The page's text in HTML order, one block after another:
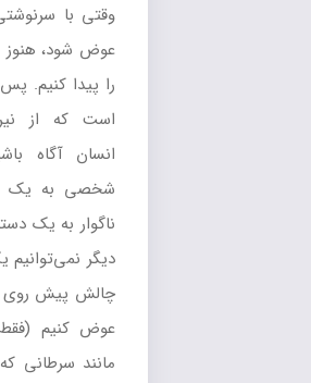
وقتی با سرنوشتی
عوض شود، هنوز هم
را پیدا کنیم. پس
است که از نیروی
انسان آگاه باشیم و
شخصی به یک
ناگوار به یک دستاورد
دیگر نمی‌توانیم یک
چالش پیش روی ما
عوض کنیم (فقط به
مانند سرطانی که با